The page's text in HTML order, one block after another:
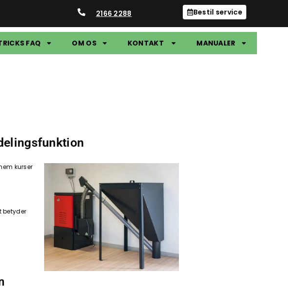
2166 2288 Bestil service
FAQ OM OS KONTAKT MANUALER
kurser
betyder